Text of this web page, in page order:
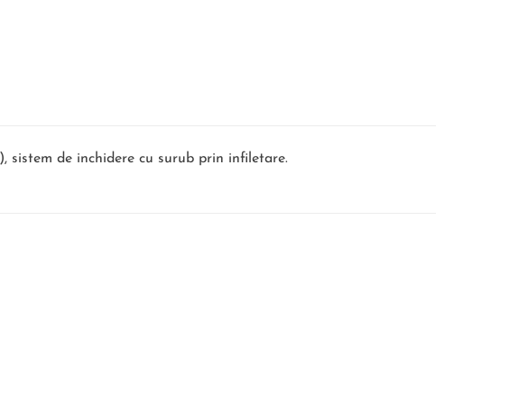
), sistem de inchidere cu surub prin infiletare.